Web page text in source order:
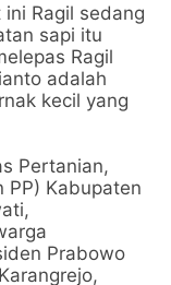
Ragil sedang
sapi itu
Ragil
adalah
kecil yang
Pertanian,
PP) Kabupaten
Prabowo